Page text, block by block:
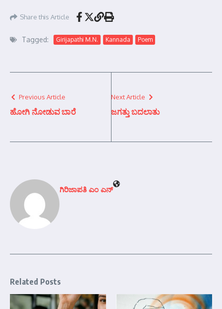
Share this Article
Tagged: Girijapathi M.N. Kannada Poem
Previous Article
ಹೋಗಿ ನೋಡುವ ಬಾರೆ
Next Article
ಜಗತ್ತು ಬದಲಾತು
ಗಿರಿಜಾಪತಿ ಎಂ ಎನ್
Related Posts